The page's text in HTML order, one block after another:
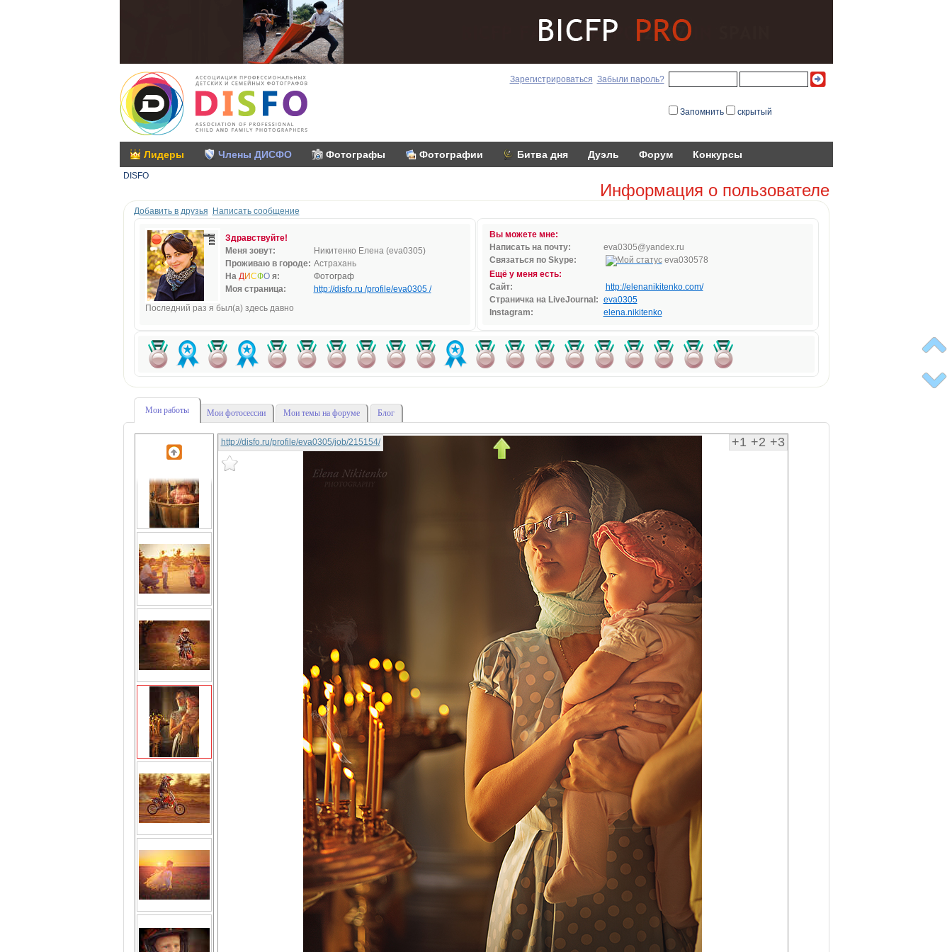
Зарегистрироваться Забыли пароль?
Запомнить скрытый
Лидеры Члены ДИСФО Фотографы Фотографии Битва дня Дуэль Форум Конкурсы
DISFO
Информация о пользователе
Добавить в друзья Написать сообщение
Здравствуйте!
Меня зовут:
Никитенко Елена (eva0305)
Проживаю в городе: Астрахань
На ДИСФОя:
Фотограф
Моя страница:
http://disfo.ru /profile/eva0305 /
Последний раз я был(а) здесь давно
Вы можете мне:
Написать на почту:
eva0305@yandex.ru
Связаться по Skype:
eva030578
Ещё у меня есть:
Сайт:
http://elenanikitenko.com/
Страничка на LiveJournal: eva0305
Instagram:
elena.nikitenko
Мои работы Мои фотосессии Мои темы на форуме Блог
+1 +2 +3
http://disfo.ru/profile/eva0305/job/215154/